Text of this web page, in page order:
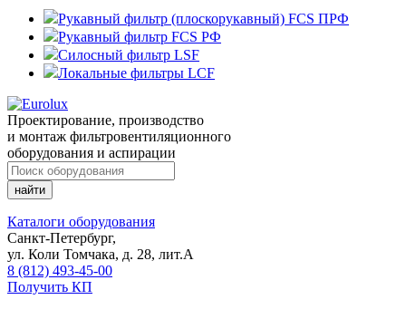
Рукавный фильтр (плоскорукавный) FCS ПРФ
Рукавный фильтр FCS РФ
Силосный фильтр LSF
Локальные фильтры LCF
Проектирование, производство
и монтаж фильтровентиляционного
оборудования и аспирации
Каталоги оборудования
Санкт-Петербург,
ул. Коли Томчака, д. 28, лит.А
8 (812) 493-45-00
Получить КП